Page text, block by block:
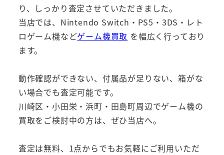
り、しっかり査定させていただきました。
当店では、Nintendo Switch・PS5・3DS・レト
ロゲーム機などゲーム機買取 を幅広く行っており
ます。
動作確認ができない、付属品が足りない、箱がな
い場合でも査定可能です。
川崎区・小田栄・浜町・田島町周辺でゲーム機の
買取をご検討中の方は、ぜひ当店へ。
査定は無料、1点からでもお気軽にご利用いただ